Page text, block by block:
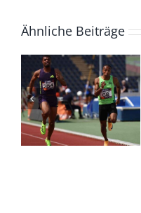
Ähnliche Beiträge
DM
Masters,
17. –